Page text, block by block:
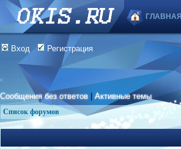
ГЛАВНАЯ
Вход Регистрация
Сообщения без ответов |Активные темы
Список форумов